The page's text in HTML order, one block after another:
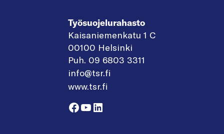
Työsuojelurahasto
Kaisaniemenkatu 1 C
00100 Helsinki
Puh. 09 6803 3311
info@tsr.fi
www.tsr.fi
Facebook
YouTube
LinkedIn